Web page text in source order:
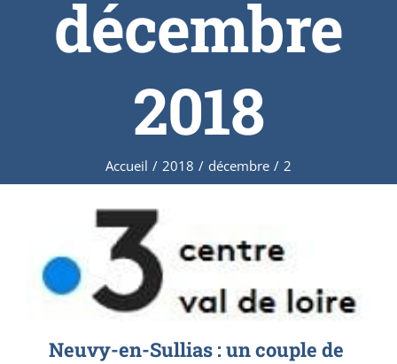
décembre
2018
Accueil / 2018 / décembre / 2
Neuvy-en-Sullias : un couple de